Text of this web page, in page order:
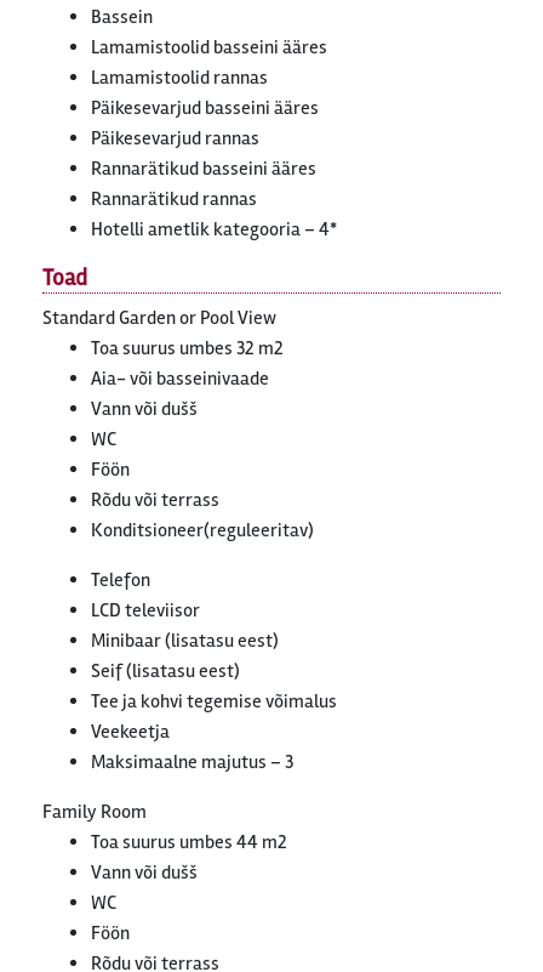
Bassein
Lamamistoolid basseini ääres
Lamamistoolid rannas
Päikesevarjud basseini ääres
Päikesevarjud rannas
Rannarätikud basseini ääres
Rannarätikud rannas
Hotelli ametlik kategooria – 4*
Toad
Standard Garden or Pool View
Toa suurus umbes 32 m2
Aia- või basseinivaade
Vann või dušš
WC
Föön
Rõdu või terrass
Konditsioneer(reguleeritav)
Telefon
LCD televiisor
Minibaar (lisatasu eest)
Seif (lisatasu eest)
Tee ja kohvi tegemise võimalus
Veekeetja
Maksimaalne majutus – 3
Family Room
Toa suurus umbes 44 m2
Vann või dušš
WC
Föön
Rõdu või terrass